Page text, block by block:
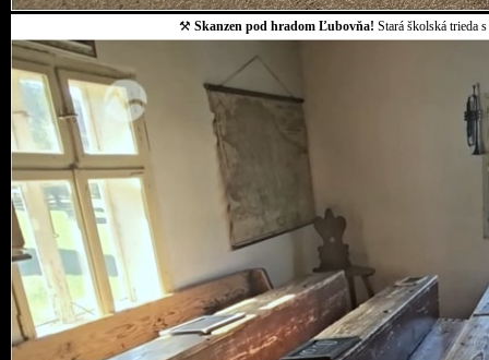
⚒ Skanzen pod hradom Ľubovňa! Stará školská trieda